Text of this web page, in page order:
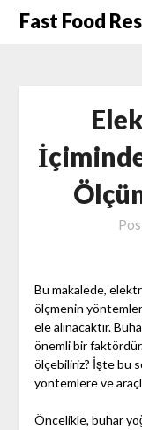
SkipFast Food
Bu makalede,
ölçmenin
ele alınacaktır.
önemli bir
ölçebiliriz? İşte bu
yöntemlere ve
Öncelikle, buhar